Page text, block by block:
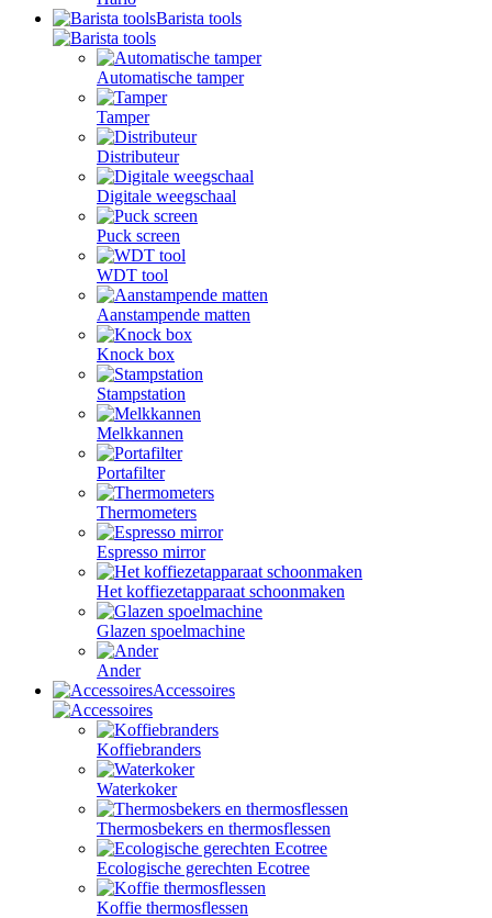
Barista tools
Automatische tamper
Tamper
Distributeur
Digitale weegschaal
Puck screen
WDT tool
Aanstampende matten
Knock box
Stampstation
Melkkannen
Portafilter
Thermometers
Espresso mirror
Het koffiezetapparaat schoonmaken
Glazen spoelmachine
Ander
Accessoires
Koffiebranders
Waterkoker
Thermosbekers en thermosflessen
Ecologische gerechten Ecotree
Koffie thermosflessen